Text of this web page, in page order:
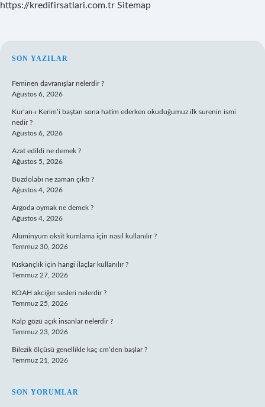
https://kredifirsatlari.com.tr Sitemap
SIDEBAR
SON YAZILAR
Feminen davranışlar nelerdir ?
Ağustos 6, 2026
Kur’an-ı Kerim’i baştan sona hatim ederken okuduğumuz ilk surenin ismi
nedir ?
Ağustos 6, 2026
Azat edildi ne demek ?
Ağustos 5, 2026
Buzdolabı ne zaman çıktı ?
Ağustos 4, 2026
Argoda oymak ne demek ?
Ağustos 4, 2026
Alüminyum oksit kumlama için nasıl kullanılır ?
Temmuz 30, 2026
Kıskançlık için hangi ilaçlar kullanılır ?
Temmuz 27, 2026
KOAH akciğer sesleri nelerdir ?
Temmuz 25, 2026
Kalp gözü açık insanlar nelerdir ?
Temmuz 23, 2026
Bilezik ölçüsü genellikle kaç cm’den başlar ?
Temmuz 21, 2026
SON YORUMLAR